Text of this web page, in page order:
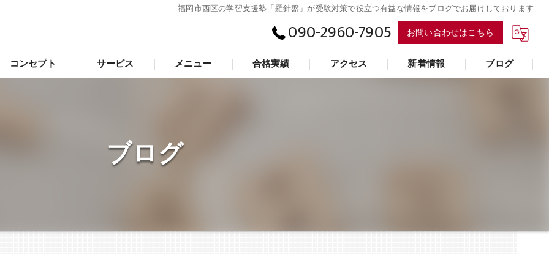
福岡市西区の学習支援塾「羅針盤」が受験対策で役立つ有益な情報をブログでお届けしております
090-2960-7905 お問い合わせはこちら
コンセプト
福岡市西区の塾･学習支援塾「羅針盤」のお客様の声
サービス メニュー 合格実績 アクセス 新着情報 ブログ
ブログ